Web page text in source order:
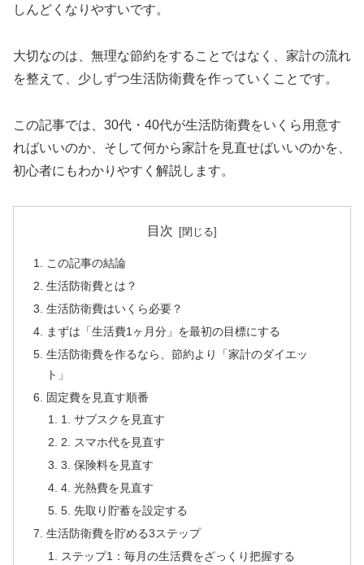
しんどくなりやすいです。
大切なのは、無理な節約をすることではなく、家計の流れ
を整えて、少しずつ生活防衛費を作っていくことです。
この記事では、30代・40代が生活防衛費をいくら用意す
ればいいのか、そして何から家計を見直せばいいのかを、
初心者にもわかりやすく解説します。
目次
この記事の結論
生活防衛費とは？
生活防衛費はいくら必要？
まずは「生活費1ヶ月分」を最初の目標にする
生活防衛費を作るなら、節約より「家計のダイエッ
ト」
固定費を見直す順番
1. サブスクを見直す
2. スマホ代を見直す
3. 保険料を見直す
4. 光熱費を見直す
5. 先取り貯蓄を設定する
生活防衛費を貯める3ステップ
ステップ1：毎月の生活費をざっくり把握する